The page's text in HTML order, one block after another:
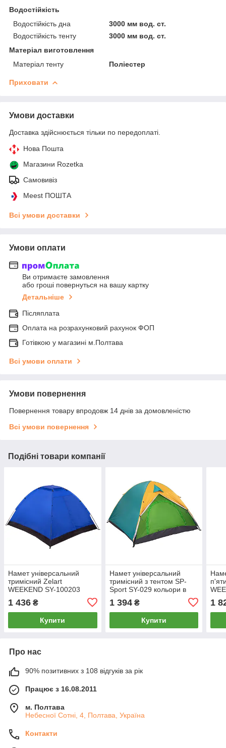
Водостійкість
Водостійкість дна
3000 мм вод. ст.
Водостійкість тенту
3000 мм вод. ст.
Матеріал виготовлення
Матеріал тенту
Поліестер
Приховати
Умови доставки
Доставка здійснюється тільки по передоплаті.
Нова Пошта
Магазини Rozetka
Самовивіз
Meest ПОШТА
Всі умови доставки
Умови оплати
Ви отримаєте замовлення
або гроші повернуться на вашу картку
Детальніше
Післяплата
Оплата на розрахунковий рахунок ФОП
Готівкою у магазині м.Полтава
Всі умови оплати
Умови повернення
Повернення товару впродовж 14 днів за домовленістю
Всі умови повернення
Подібні товари компанії
Намет універсальний
тримісний Zelart
WEEKEND SY-100203
1 436 ₴
Купити
Намет універсальний
тримісний з тентом SP-
Sport SY-029 кольори в
1 394₴
Купити
1
Про нас
90% позитивних з 108 відгуків за рік
Працює з 16.08.2011
м. Полтава
Небесної Сотні, 4, Полтава, Україна
Контакти